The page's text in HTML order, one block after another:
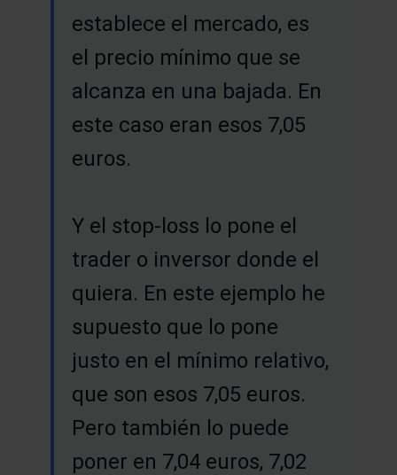
establece el mercado, es
el precio mínimo que se
alcanza en una bajada. En
este caso eran esos 7,05
euros.
Y el stop-loss lo pone el
trader o inversor donde el
quiera. En este ejemplo he
supuesto que lo pone
justo en el mínimo relativo,
que son esos 7,05 euros.
Pero también lo puede
poner en 7,04 euros, 7,02